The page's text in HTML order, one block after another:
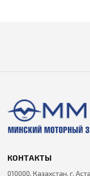
КОНТАКТЫ
010000, Казахстан, г.